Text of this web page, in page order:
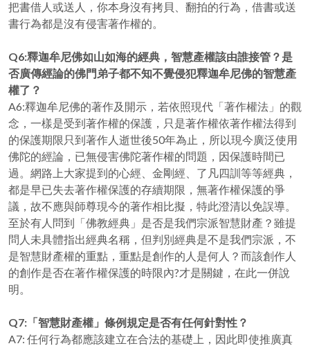
把書借人或送人，你本身沒有拷貝、翻拍的行為，借書或送
書行為都是沒有侵害著作權的。
Q6:釋迦牟尼佛如山如海的經典，智慧產權該由誰接管？是
否廣傳經論的佛門弟子都不知不覺侵犯釋迦牟尼佛的智慧產
權了？
A6:釋迦牟尼佛的著作及開示，若依照現代「著作權法」的觀
念，一樣是受到著作權的保護，只是著作權依著作權法得到
的保護期限只到著作人逝世後50年為止，所以現今廣泛使用
佛陀的經論，已無侵害佛陀著作權的問題，因保護時間已
過。網路上大家提到的心經、金剛經、了凡四訓等等經典，
都是早已失去著作權保護的存續期限，無著作權保護的爭
議，故不應與師尊現今的著作相比擬，特此澄清以免誤導。
至於有人問到「佛教經典」是否是我們宗派智慧財產？雖提
問人未具體指出經典名稱，但判別經典是不是我們宗派，不
是智慧財產權的重點，重點是創作的人是何人？而該創作人
的創作是否在著作權保護的時限內?才是關鍵，在此一併說
明。
Q7:「智慧財產權」條例規定是否有任何針對性？
A7: 任何行為都應該建立在合法的基礎上，因此即使推廣真